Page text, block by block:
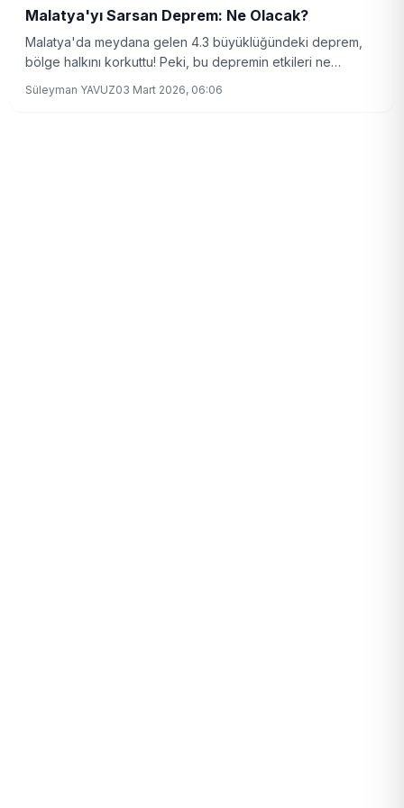
Malatya'yı Sarsan Deprem: Ne Olacak?
Malatya'da meydana gelen 4.3 büyüklüğündeki deprem,
bölge halkını korkuttu! Peki, bu depremin etkileri ne
Süleyman YAVUZ03 Mart 2026, 06:06